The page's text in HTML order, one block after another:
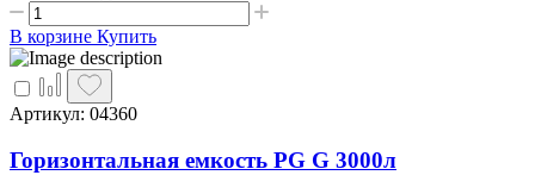
В корзине Купить
Артикул: 04360
Горизонтальная емкость PG G 3000л